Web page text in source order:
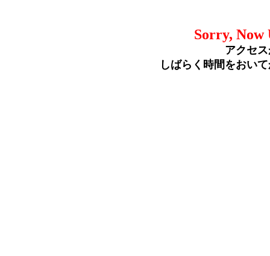
Sorry, Now
アクセ
しばらく時間をおい